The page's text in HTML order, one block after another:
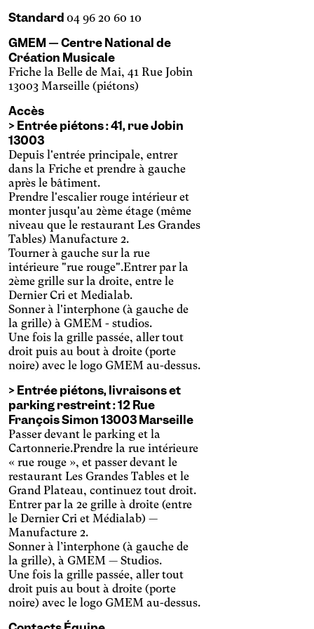
Temporaire
Modifie les couleurs pour
assurer un contraste
suffisant.
Arthrose
Agrandit et espace les
zones cliquables.
Cataracte
Augmente la taille des
textes, assombrit les
couleurs de fonds et
éclaircit les textes.
Confort Visuel
Augmente le contraste et la
taille des textes, modifie la
police d'écriture.
DMLA
Augmente fortement la
taille des textes.
Deutéranopie
Adapte la taille des textes,
modifie la police d'écriture,
augmente le contraste et
stoppe les contenus
Dyslexie
Modifie la police d'écriture.
Standard 04 96 20 60 10
GMEM — Centre National de
Création Musicale
Friche la Belle de Mai, 41 Rue Jobin
13003 Marseille (piétons)
Accès
> Entrée piétons : 41, rue Jobin
13003
Depuis l'entrée principale, entrer
dans la Friche et prendre à gauche
après le bâtiment.
Prendre l'escalier rouge intérieur et
monter jusqu'au 2ème étage (même
niveau que le restaurant Les Grandes
Tables) Manufacture 2.
Tourner à gauche sur la rue
intérieure "rue rouge".Entrer par la
2ème grille sur la droite, entre le
Dernier Cri et Medialab.
Sonner à l'interphone (à gauche de
la grille) à GMEM - studios.
Une fois la grille passée, aller tout
droit puis au bout à droite (porte
noire) avec le logo GMEM au-dessus.
> Entrée piétons, livraisons et
parking restreint : 12 Rue
François Simon 13003 Marseille
Passer devant le parking et la
Cartonnerie.Prendre la rue intérieure
« rue rouge », et passer devant le
restaurant Les Grandes Tables et le
Grand Plateau, continuez tout droit.
Entrer par la 2e grille à droite (entre
le Dernier Cri et Médialab) —
Manufacture 2.
Sonner à l’interphone (à gauche de
la grille), à GMEM — Studios.
Une fois la grille passée, aller tout
droit puis au bout à droite (porte
noire) avec le logo GMEM au-dessus.